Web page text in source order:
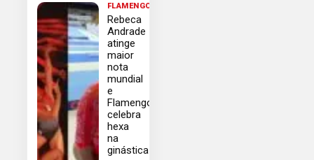
FLAMENGO
Rebeca
Andrade
atinge
maior
nota
mundial
e
Flamengo
celebra
hexa
na
ginástica